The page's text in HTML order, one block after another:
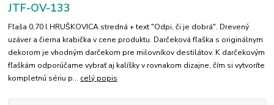
JTF-OV-133
Fľaša 0,70 l HRUŠKOVICA stredná + text "Odpi, či je dobrá". Drevený
uzáver a čierna krabička v cene produktu. Darčeková fľaška s originálnym
dekorom je vhodným darčekom pre milovníkov destilátov. K darčekovým
fľaškám odporúčame vybrať aj kalíšky v rovnakom dizajne, čím si vytvoríte
kompletnú sériu p... celý popis